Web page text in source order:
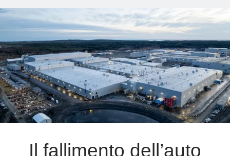
Meta
Accedi
Feed dei contenuti
Feed dei commenti
WordPress.org
delivery
Il fallimento dell’auto